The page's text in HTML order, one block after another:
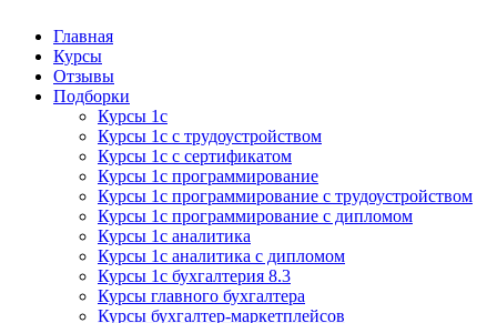
Курсы 1С
Курсы 1С официальная сертификация
Главная
Курсы
Отзывы
Подборки
Курсы 1с
Курсы 1с с трудоустройством
Курсы 1с с сертификатом
Курсы 1с программирование
Курсы 1с программирование с трудоустройством
Курсы 1с программирование с дипломом
Курсы 1с аналитика
Курсы 1с аналитика с дипломом
Курсы 1с бухгалтерия 8.3
Курсы главного бухгалтера
Курсы бухгалтер-маркетплейсов